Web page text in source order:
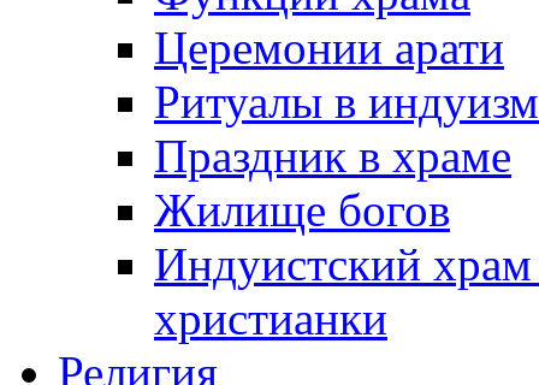
Церемонии арати
Ритуалы в
Праздник в храме
Жилище богов
Индуистский
христианки
Религия